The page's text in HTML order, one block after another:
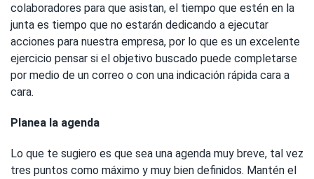
colaboradores para que asistan, el tiempo que estén en la
junta es tiempo que no estarán dedicando a ejecutar
acciones para nuestra empresa, por lo que es un excelente
ejercicio pensar si el objetivo buscado puede completarse
por medio de un correo o con una indicación rápida cara a
cara.
Planea la agenda
Lo que te sugiero es que sea una agenda muy breve, tal vez
tres puntos como máximo y muy bien definidos. Mantén el